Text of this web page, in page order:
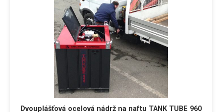
Dvouplášťová ocelová nádrž na naftu TANK TUBE 960